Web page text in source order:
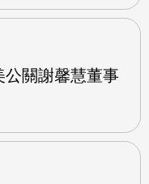
公關謝馨慧董事